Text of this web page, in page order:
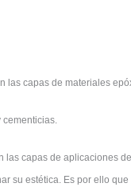
capas de materiales
cementicias.
las capas de aplicaciones
su estética. Es por ello